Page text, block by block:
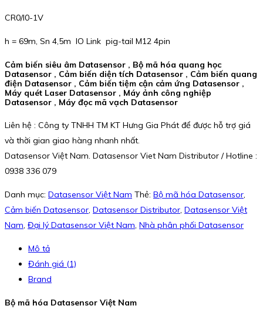
CR0/I0-1V
h = 69m, Sn 4,5m IO Link pig-tail M12 4pin
Cảm biến siêu âm Datasensor , Bộ mã hóa quang học
Datasensor , Cảm biến diện tích Datasensor , Cảm biến quang
điện Datasensor , Cảm biến tiệm cận cảm ứng Datasensor ,
Máy quét Laser Datasensor , Máy ảnh công nghiệp
Datasensor , Máy đọc mã vạch Datasensor
Liên hệ : Công ty TNHH TM KT Hưng Gia Phát để được hỗ trợ giá
và thời gian giao hàng nhanh nhất.
Datasensor Việt Nam. Datasensor Viet Nam Distributor / Hotline :
0938 336 079
Danh mục: Datasensor Việt Nam Thẻ: Bộ mã hóa Datasensor,
Cảm biến Datasensor, Datasensor Distributor, Datasensor Việt
Nam, Đại lý Datasensor Việt Nam, Nhà phân phối Datasensor
Mô tả
Đánh giá (1)
Brand
Bộ mã hóa Datasensor Việt Nam